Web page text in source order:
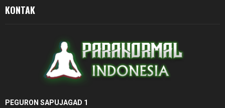
KONTAK
PEGURON SAPUJAGAD 1